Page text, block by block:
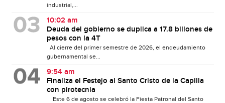
industrial,...
10:02 am
Deuda del gobierno se duplica a 17.8 billones de
pesos con la 4T
Al cierre del primer semestre de 2026, el endeudamiento
gubernamental se...
9:54 am
Finaliza el Festejo al Santo Cristo de la Capilla
con pirotecnia
Este 6 de agosto se celebró la Fiesta Patronal del Santo